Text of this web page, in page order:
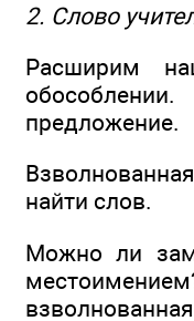
2. Слово
Расширим
предложение.
найти слов.
Можно ли